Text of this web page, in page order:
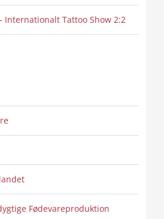
Internationalt Tattoo Show 2:2
Fødevareproduktion